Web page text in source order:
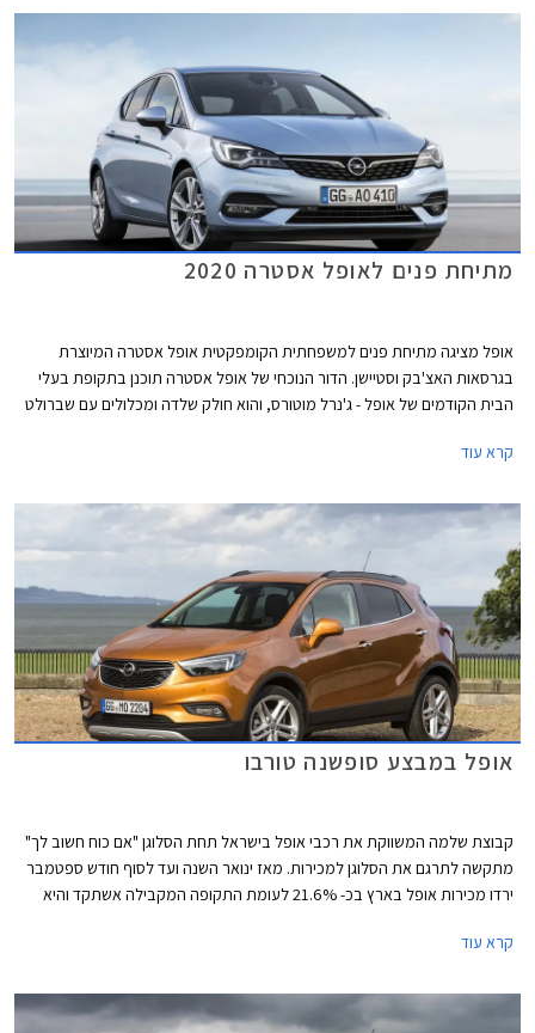
מתיחת פנים לאופל אסטרה 2020
אופל מציגה מתיחת פנים למשפחתית הקומפקטית אופל אסטרה המיוצרת
בגרסאות האצ'בק וסטיישן. הדור הנוכחי של אופל אסטרה תוכנן בתקופת בעלי
הבית הקודמים של אופל - ג'נרל מוטורס, והוא חולק שלדה ומכלולים עם שברולט
קרא עוד
אופל במבצע סופשנה טורבו
קבוצת שלמה המשווקת את רכבי אופל בישראל תחת הסלוגן "אם כוח חשוב לך"
מתקשה לתרגם את הסלוגן למכירות. מאז ינואר השנה ועד לסוף חודש ספטמבר
ירדו מכירות אופל בארץ בכ- 21.6% לעומת התקופה המקבילה אשתקד והיא
מסירות רכבים בלבד מתחילת השנה.
קרא עוד